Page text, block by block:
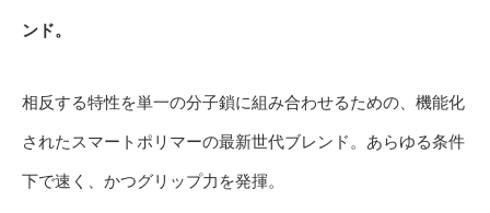
ンド。
相反する特性を単一の分子鎖に組み合わせるための、機能化
されたスマートポリマーの最新世代ブレンド。あらゆる条件
下で速く、かつグリップ力を発揮。